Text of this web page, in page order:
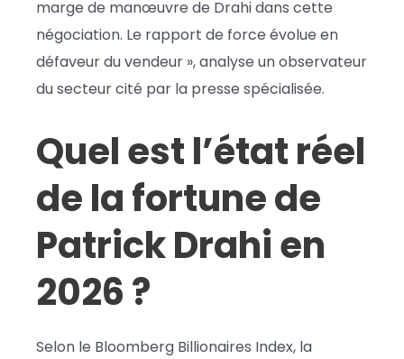
marge de manœuvre de Drahi dans cette
négociation. Le rapport de force évolue en
défaveur du vendeur », analyse un observateur
du secteur cité par la presse spécialisée.
Quel est l’état réel
de la fortune de
Patrick Drahi en
2026 ?
Selon le Bloomberg Billionaires Index, la